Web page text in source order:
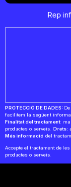
Rep
PROTECCIÓ DE DADES:
facilitem la següent
Finalitat del tractament:
productes o serveis. Drets:
Més informació del
Accepte el tractament de
productes o serveis.